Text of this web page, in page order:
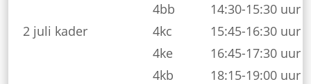
4bb
14:30-15:30 uur
2 juli kader
4kc
15:45-16:30 uur
4ke
16:45-17:30 uur
4kb
18:15-19:00 uur